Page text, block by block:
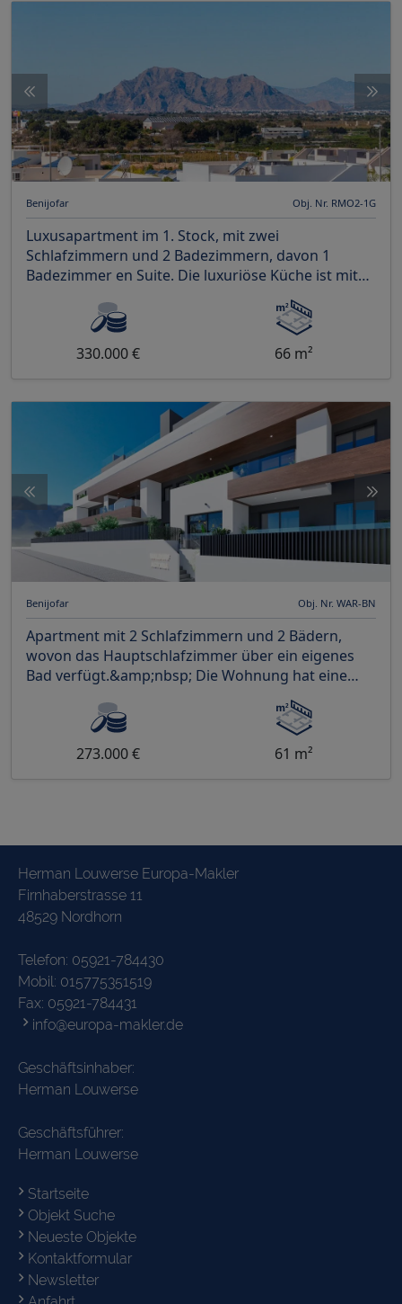
Benijofar Obj. Nr. RMO2-1G
Luxusapartment im 1. Stock, mit zwei
Schlafzimmern und 2 Badezimmern, davon 1
Badezimmer en Suite. Die luxuriöse Küche ist mit
330.000 € 66 m²
Benijofar Obj. Nr. WAR-BN
Apartment mit 2 Schlafzimmern und 2 Bädern,
wovon das Hauptschlafzimmer über ein eigenes
Bad verfügt.&amp;nbsp; Die Wohnung hat eine
273.000 € 61 m²
Herman Louwerse Europa-Makler
Firnhaberstrasse 11
48529 Nordhorn
Telefon: 05921-784430
Mobil: 015775351519
Fax: 05921-784431
info@europa-makler.de
Geschäftsinhaber:
Herman Louwerse
Geschäftsführer:
Herman Louwerse
Startseite
Objekt Suche
Neueste Objekte
Kontaktformular
Newsletter